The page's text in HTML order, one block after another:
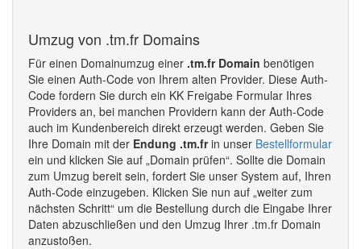
Umzug von .tm.fr Domains
Für einen Domainumzug einer .tm.fr Domain benötigen
Sie einen Auth-Code von Ihrem alten Provider. Diese Auth-
Code fordern Sie durch ein KK Freigabe Formular Ihres
Providers an, bei manchen Providern kann der Auth-Code
auch im Kundenbereich direkt erzeugt werden. Geben Sie
Ihre Domain mit der Endung .tm.frin unser Bestellformular
ein und klicken Sie auf „Domain prüfen“. Sollte die Domain
zum Umzug bereit sein, fordert Sie unser System auf, Ihren
Auth-Code einzugeben. Klicken Sie nun auf „weiter zum
nächsten Schritt“ um die Bestellung durch die Eingabe Ihrer
Daten abzuschließen und den Umzug Ihrer .tm.fr Domain
anzustoßen.